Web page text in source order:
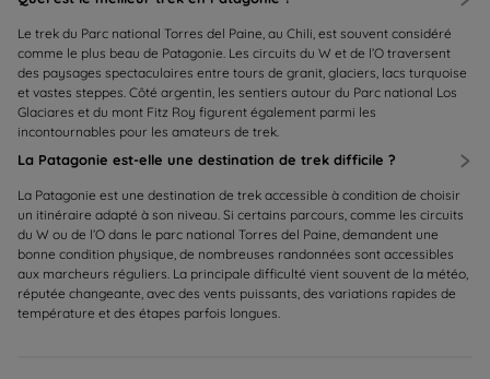
Le trek du Parc national Torres del Paine, au Chili, est souvent considéré
comme le plus beau de Patagonie. Les circuits du W et de l’O traversent
des paysages spectaculaires entre tours de granit, glaciers, lacs turquoise
et vastes steppes. Côté argentin, les sentiers autour du Parc national Los
Glaciares et du mont Fitz Roy figurent également parmi les
incontournables pour les amateurs de trek.
La Patagonie est-elle une destination de trek difficile ?
La Patagonie est une destination de trek accessible à condition de choisir
un itinéraire adapté à son niveau. Si certains parcours, comme les circuits
du W ou de l’O dans le parc national Torres del Paine, demandent une
bonne condition physique, de nombreuses randonnées sont accessibles
aux marcheurs réguliers. La principale difficulté vient souvent de la météo,
réputée changeante, avec des vents puissants, des variations rapides de
température et des étapes parfois longues.